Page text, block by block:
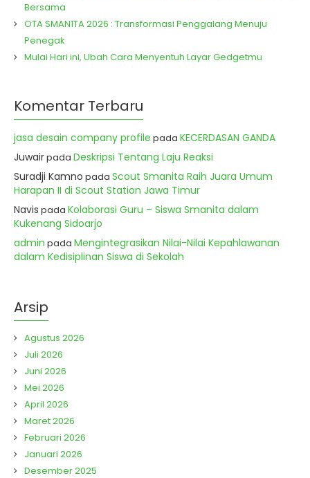
Bersama
OTA SMAN1TA 2026 : Transformasi Penggalang Menuju
Penegak
Mulai Hari ini, Ubah Cara Menyentuh Layar Gedgetmu
Komentar Terbaru
jasa desain company profile pada KECERDASAN GANDA
Juwairpada Deskripsi Tentang Laju Reaksi
Suradji Kamno pada Scout Smanita Raih Juara Umum
Harapan II di Scout Station Jawa Timur
Navis pada Kolaborasi Guru – Siswa Smanita dalam
Kukenang Sidoarjo
admin pada Mengintegrasikan Nilai-Nilai Kepahlawanan
dalam Kedisiplinan Siswa di Sekolah
Arsip
Agustus 2026
Juli 2026
Juni 2026
Mei 2026
April 2026
Maret 2026
Februari 2026
Januari 2026
Desember 2025